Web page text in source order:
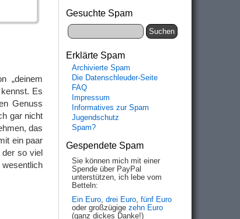
„deinem
Es
Genuss
gar nicht
das
ein paar
der so viel
Gesuchte Spam
Erklärte Spam
Archivierte Spam
Die Datenschleuder-Seite
FAQ
Impressum
Informatives zur Spam
Jugendschutz
Spam?
Gespendete Spam
Sie können mich mit einer
Spende über PayPal
unterstützen, ich lebe vom
Betteln:
Ein Euro, drei Euro, fünf Euro
oder großzügige zehn Euro
(ganz dickes Danke!)